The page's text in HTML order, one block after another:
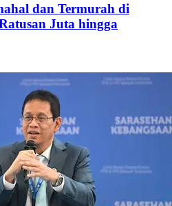
dan Termurah di
Juta hingga